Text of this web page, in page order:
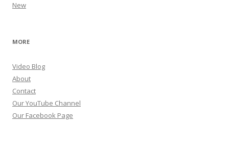
New
MORE
Video Blog
About
Contact
Our YouTube Channel
Our Facebook Page